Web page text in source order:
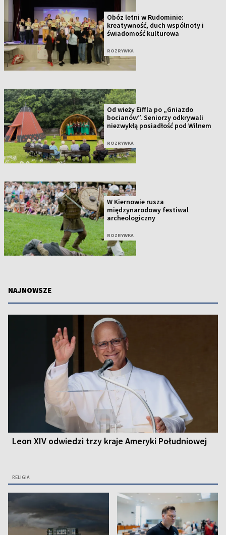
Obóz letni w Rudominie:
kreatywność, duch wspólnoty i
świadomość kulturowa
ROZRYWKA
Od wieży Eiffla po „Gniazdo
bocianów”. Seniorzy odkrywali
niezwykłą posiadłość pod Wilnem
ROZRYWKA
W Kiernowie rusza
międzynarodowy festiwal
archeologiczny
ROZRYWKA
NAJNOWSZE
Leon XIV odwiedzi trzy kraje Ameryki Południowej
RELIGIA